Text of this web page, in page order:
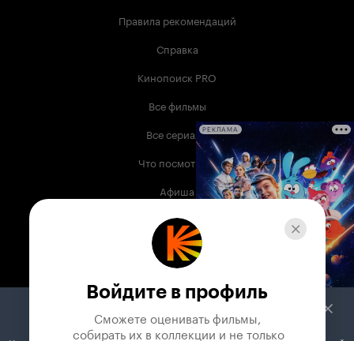
Правила рекомендаций
Справка
Кинопоиск PRO
Все фильмы
Все сериалы
Что посмотреть
Афиша
Музыка
Телепрограмма
Служба поддержки
РЕКЛАМА
Войдите в профиль
Сможете оценивать фильмы,
собирать их в коллекции и не только